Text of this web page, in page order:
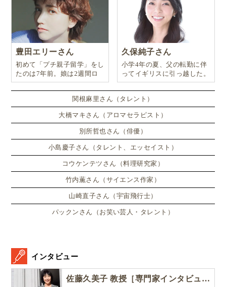
▲遊びと学びの間に、境目はありません。
遊びと学びの間に、境目はありません
自主的な学び（セルフ・ラーニング）
観察による学び（ソーシャル・ラーニング）
そのポテンシャルは、近年教育界でも注目が高まり続
名なエピソード From TED
豊田エリーさん
初めて「プチ親子留学」をし
たのは7年前。娘は2週間ロ
ンドンのサマースクールに通
い、英語劇に挑戦したり、
久保純子さん
小学4年の夏、父の転勤に伴
ってイギリスに引っ越した。
関根麻里さん（タレント）
大橋マキさん（アロマセラピスト）
別所哲也さん（俳優）
小島慶子さん（タレント、エッセイスト）
コウケンテツさん（料理研究家）
竹内薫さん（サイエンス作家）
山崎直子さん（宇宙飛行士）
パックンさん（お笑い芸人・タレント）
インタビュー
佐藤久美子 教授［専門家インタビュー］